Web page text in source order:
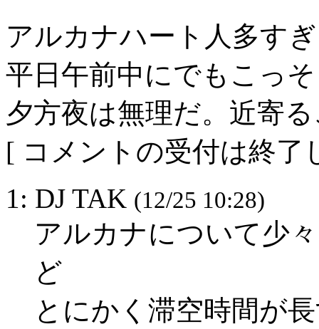
アルカナハート人多す
平日午前中にでもこっ
夕方夜は無理だ。近寄
[ コメントの受付は終了
1: DJ TAK (12/25 10:28)
アルカナについて少
ど
とにかく滞空時間が